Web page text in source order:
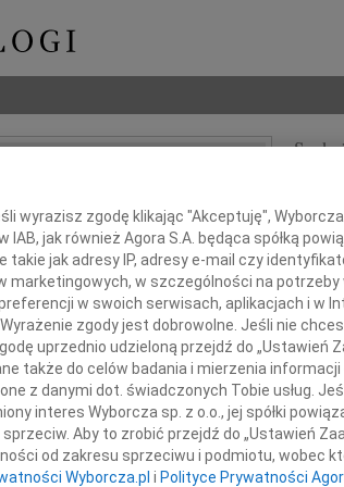
o śmierci
INNE
Z
wyrazisz zgodę klikając "Akceptuję",
IAB, jak również Agora S.A. będąca spółką
jak adresy IP, adresy e-mail czy
marketingowych, w szczególności na
w swoich serwisach, aplikacjach i w
zgody jest dobrowolne. Jeśli nie
uprzednio udzieloną przejdź do „Ustawień
także do celów badania i mierzenia
z danymi dot. świadczonych Tobie usług.
interes Wyborcza sp. z o.o., jej spółki
Aby to zrobić przejdź do „Ustawień
od zakresu sprzeciwu i podmiotu, wobec
Wyborcza.pl i Polityce Prywatności